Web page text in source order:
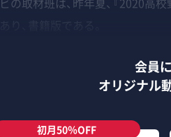
会員
オリジナル
初月50％OFF